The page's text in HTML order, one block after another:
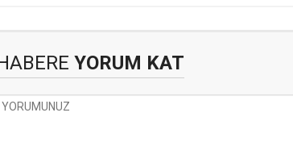
YORUM KAT